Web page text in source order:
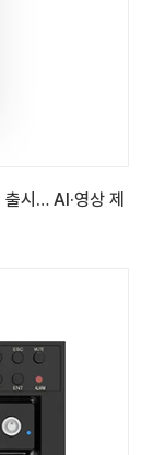
시… AI·영상 제